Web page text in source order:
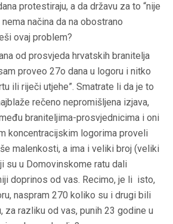
protestiraju, a da državu za to “nije
nema načina da na obostrano
ovaj problem?
od prosvjeda hrvatskih branitelja
proveo 27o dana u logoru i nitko
ili riječi utjehe”. Smatrate li da je to
rečeno nepromišljena izjava,
braniteljima-prosvjednicima i oni
koncentracijskim logorima proveli
malenkosti, a ima i veliki broj (veliki
su u Domovinskome ratu dali
doprinos od vas. Recimo, je li isto,
naspram 270 koliko su i drugi bili
za razliku od vas, punih 23 godine u